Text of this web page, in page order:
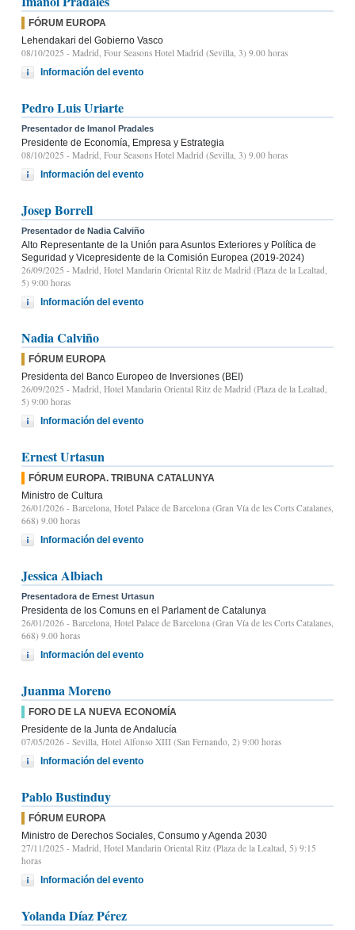
FÓRUM EUROPA
Lehendakari del Gobierno Vasco
08/10/2025 - Madrid, Four Seasons Hotel Madrid (Sevilla, 3) 9.00 horas
Información del evento
Pedro Luis Uriarte
Presentador de Imanol Pradales
Presidente de Economía, Empresa y Estrategia
08/10/2025 - Madrid, Four Seasons Hotel Madrid (Sevilla, 3) 9.00 horas
Información del evento
Josep Borrell
Presentador de Nadia Calviño
Alto Representante de la Unión para Asuntos Exteriores y Política de
Seguridad y Vicepresidente de la Comisión Europea (2019-2024)
26/09/2025 - Madrid, Hotel Mandarin Oriental Ritz de Madrid (Plaza de la Lealtad,
5) 9:00 horas
Información del evento
Nadia Calviño
FÓRUM EUROPA
Presidenta del Banco Europeo de Inversiones (BEI)
26/09/2025 - Madrid, Hotel Mandarin Oriental Ritz de Madrid (Plaza de la Lealtad,
5) 9:00 horas
Información del evento
Ernest Urtasun
FÓRUM EUROPA. TRIBUNA CATALUNYA
Ministro de Cultura
26/01/2026 - Barcelona, Hotel Palace de Barcelona (Gran Vía de les Corts Catalanes,
668) 9.00 horas
Información del evento
Jessica Albiach
Presentadora de Ernest Urtasun
Presidenta de los Comuns en el Parlament de Catalunya
26/01/2026 - Barcelona, Hotel Palace de Barcelona (Gran Vía de les Corts Catalanes,
668) 9.00 horas
Información del evento
Juanma Moreno
FORO DE LA NUEVA ECONOMÍA
Presidente de la Junta de Andalucía
07/05/2026 - Sevilla, Hotel Alfonso XIII (San Fernando, 2) 9:00 horas
Información del evento
Pablo Bustinduy
FÓRUM EUROPA
Ministro de Derechos Sociales, Consumo y Agenda 2030
27/11/2025 - Madrid, Hotel Mandarin Oriental Ritz (Plaza de la Lealtad, 5) 9:15
horas
Información del evento
Yolanda Díaz Pérez